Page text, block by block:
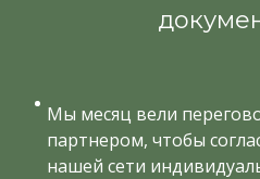
Мы месяц вели
партнером, чтобы
нашей сети